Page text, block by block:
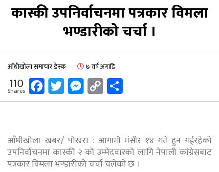
कास्की उपनिर्वाचनमा पत्रकार विमला
भण्डारीको चर्चा ।
आँधीखोला समाचार डेस्क ७ वर्ष अगाडि
110
Shares Facebook
Twitter
Messenger
Copy
Link
आँधीखोला खबर/ पोखरा : आगामी मंसीर १४ गते हुन गईरहेको
उपनिर्वाचनमा कास्की २ को उम्मेदवारको लागि नेपाली कांग्रेसबाट
पत्रकार विमला भण्डारीको चर्चा चलेको छ ।